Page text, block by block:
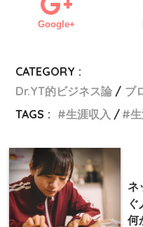
Google+
CATEGORY :
Dr.YT的ビジネス論
ブ
TAGS :
生涯収入
ネ
ぐ
何